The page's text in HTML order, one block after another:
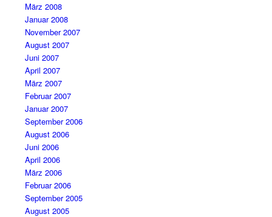
März 2008
Januar 2008
November 2007
August 2007
Juni 2007
April 2007
März 2007
Februar 2007
Januar 2007
September 2006
August 2006
Juni 2006
April 2006
März 2006
Februar 2006
September 2005
August 2005